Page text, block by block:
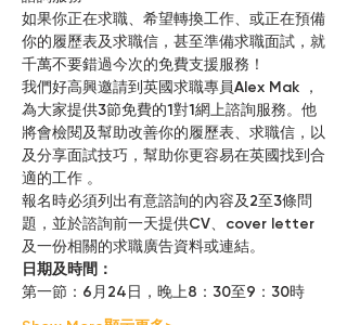
如果你正在求職、希望轉換工作、或正在預備
你的履歷表及求職信，甚至準備求職面試，就
千萬不要錯過今次的免費支援服務！
我們好高興邀請到英國求職專員Alex Mak ，
為大家提供3節免費的1對1網上諮詢服務。他
將會檢閱及幫助改善你的履歷表、求職信，以
及分享面試技巧，幫助你更容易在英國找到合
適的工作 。
報名時必須列出有意諮詢的內容及2至3條問
題，並於諮詢前一天提供CV、cover letter
及一份相關的求職廣告資料或連結。
日期及時間：
第一節：6月24日，晚上8：30至9：30時